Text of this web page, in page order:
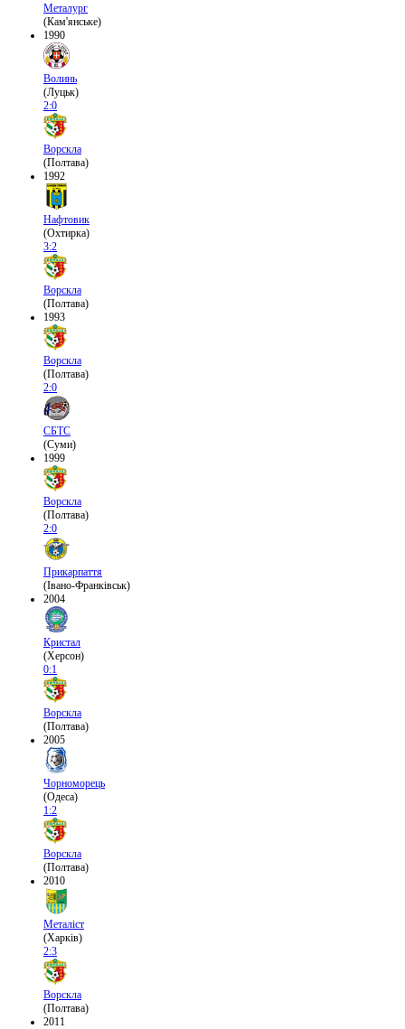
Металург
(Кам'янське)
1990
Волинь
(Луцьк)
2:0
Ворскла
(Полтава)
1992
Нафтовик
(Охтирка)
3:2
Ворскла
(Полтава)
1993
Ворскла
(Полтава)
2:0
СБТС
(Суми)
1999
Ворскла
(Полтава)
2:0
Прикарпаття
(Івано-Франківськ)
2004
Кристал
(Херсон)
0:1
Ворскла
(Полтава)
2005
Чорноморець
(Одеса)
1:2
Ворскла
(Полтава)
2010
Металіст
(Харків)
2:3
Ворскла
(Полтава)
2011